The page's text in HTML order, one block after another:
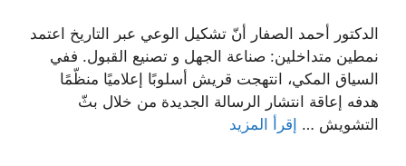
الدكتور أحمد الصفار أنّ تشكيل الوعي عبر التاريخ اعتمد
نمطين متداخلين: صناعة الجهل و تصنيع القبول. ففي
السياق المكي، انتهجت قريش أسلوبًا إعلاميًا منظّمًا
هدفه إعاقة انتشار الرسالة الجديدة من خلال بثّ
التشويش … إقرأ المزيد